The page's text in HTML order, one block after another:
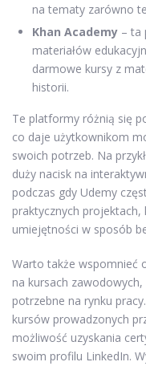
na tematy zarówno
Khan Academy – ta
materiałów
darmowe kursy z
historii.
Te platformy różnią się
co daje użytkownikom
swoich potrzeb. Na
duży nacisk na
podczas gdy Udemy
praktycznych
umiejętności w sposób
Warto także wspomnieć
na kursach
potrzebne na rynku
kursów prowadzonych
możliwość uzyskania
swoim profilu LinkedIn.